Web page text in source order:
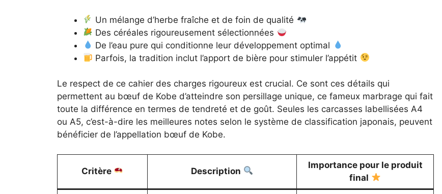
Un mélange d’herbe fraîche et de foin de qualité
Des céréales rigoureusement sélectionnées
De l’eau pure qui conditionne leur développement optimal
Parfois, la tradition inclut l’apport de bière pour stimuler l’appétit
Le respect de ce cahier des charges rigoureux est crucial. Ce sont ces détails qui
permettent au bœuf de Kobe d’atteindre son persillage unique, ce fameux marbrage qui fait
toute la différence en termes de tendreté et de goût. Seules les carcasses labellisées A4
ou A5, c’est-à-dire les meilleures notes selon le système de classification japonais, peuvent
bénéficier de l’appellation bœuf de Kobe.
Critère Description
Importance pour le produit
final